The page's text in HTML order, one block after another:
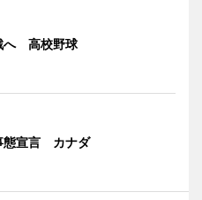
へ 高校野球
態宣言 カナダ